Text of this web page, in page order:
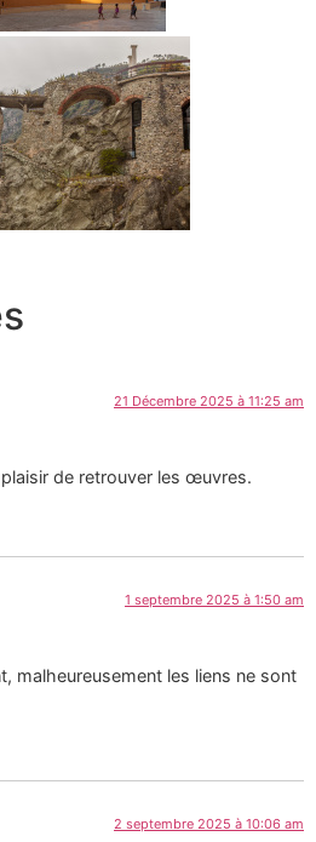
21 Décembre 2025 à 11:25 am
de retrouver les œuvres.
1 septembre 2025 à 1:50 am
malheureusement les liens ne sont
2 septembre 2025 à 10:06 am